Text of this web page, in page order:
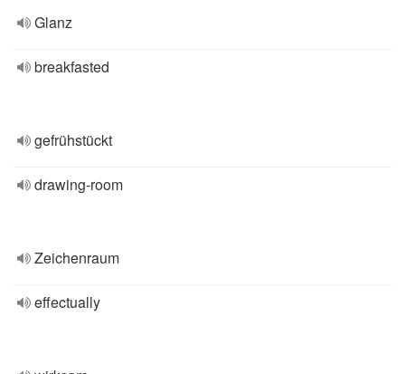
Glanz
breakfasted
gefrühstückt
drawing-room
Zeichenraum
effectually